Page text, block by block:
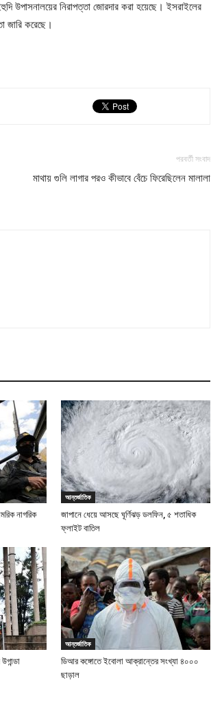
উপাসনালয়ের নিরাপত্তা জোরদার করা হয়েছে। ইসরাইলের
জারি করেছে।
পরবর্তী সংবাদ
মাথায় গুলি লাগার পরও কীভাবে বেঁচে ফিরেছিলেন মালালা
নাগরিক
আন্তর্জাতিক
জাপানে ধেয়ে আসছে ঘূর্ণিঝড় ডলফিন, ৫ শতাধিক
ফ্লাইট বাতিল
আন্তর্জাতিক
ডিআর কঙ্গোতে ইবোলা আক্রান্তের সংখ্যা ৪০০০
ছাড়াল